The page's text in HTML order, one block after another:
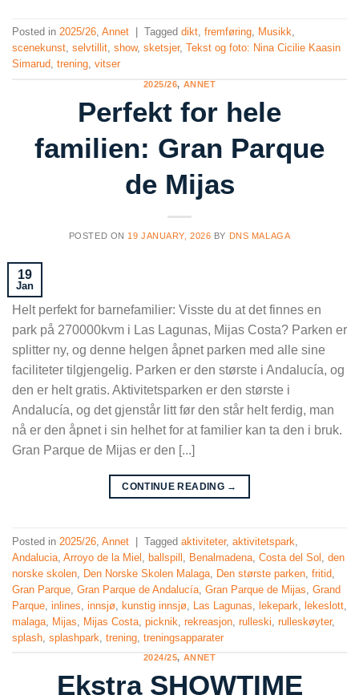
Posted in 2025/26, Annet Tagged dikt, fremføring, Musikk,
scenekunst, selvtillit, show, sketsjer, Tekst og foto: Nina Cicilie Kaasin
Simarud, trening, vitser
2025/26, ANNET
Perfekt for hele
familien: Gran Parque
de Mijas
POSTED ON 19 JANUARY, 2026 BY DNS MALAGA
19
Jan
Helt perfekt for barnefamilier: Visste du at det finnes en
park på 270000kvm i Las Lagunas, Mijas Costa? Parken er
splitter ny, og denne helgen åpnet parken med alle sine
faciliteter tilgjengelig. Parken er den største i Andalucía, og
den er helt gratis. Aktivitetsparken er den største i
Andalucía, og det gjenstår litt før den står helt ferdig, man
nå er den åpnet i sin helhet for at familier kan ta den i bruk.
Gran Parque de Mijas er den [...]
CONTINUE READING →
Posted in 2025/26 Annet | Tagged aktiviteter, aktivitetspark
Andalucia Arroyo de la Miel ballspill Benalmadena Costa del Sol den
norske skolen Den Norske Skolen Malaga Den største parken fritid
Gran Parque Gran Parque de Andalucía Gran Parque de Mijas Grand
Parque inlines innsjø kunstig innsjø Las Lagunas lekepark lekeslott
malaga Mijas Mijas Costa picknik rekreasjon rulleski rulleskøyter,
splash splashpark trening treningsapparater
2024/25, ANNET
Ekstra SHOWTIME